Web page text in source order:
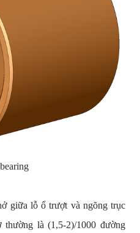
giữa lỗ ổ trượt và ngõng trục
là (1,5-2)/1000 đường